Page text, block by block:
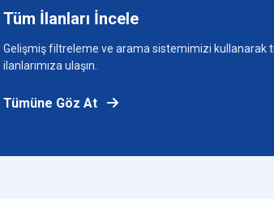
Tüm İlanları İncele
Gelişmiş filtreleme ve arama sistemimizi kullanarak
ilanlarımıza ulaşın.
Tümüne Göz At